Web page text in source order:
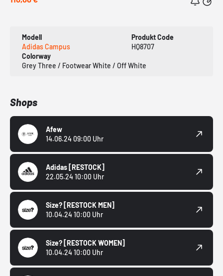
Modell
Adidas Campus
Produkt Code
HQ8707
Colorway
Grey Three / Footwear White / Off White
Shops
Afew
14.06.24 09:00 Uhr
Adidas [RESTOCK]
22.05.24 10:00 Uhr
Size? [RESTOCK MEN]
10.04.24 10:00 Uhr
Size? [RESTOCK WOMEN]
10.04.24 10:00 Uhr